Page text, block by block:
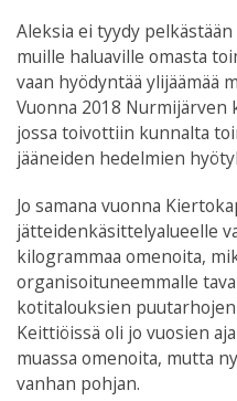
Aleksia ei tyydy
muille haluaville omasta
vaan hyödyntää ylijäämää
Vuonna 2018
jossa toivottiin kunnalta
jääneiden hedelmien
Jo samana vuonna
jätteidenkäsittelyalueelle
kilogrammaa omenoita,
organisoituneemmalle
kotitalouksien
Keittiöissä oli jo vuosien
muassa omenoita, mutta
vanhan pohjan.